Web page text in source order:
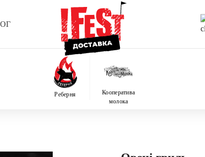
Реберня
Кооператива
молока